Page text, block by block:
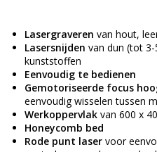
Lasergraveren van hout,
Lasersnijden van dun (tot
kunststoffen
Eenvoudig te bedienen
Gemotoriseerde focus
eenvoudig wisselen tussen
Werkoppervlak van 600 x
Honeycomb bed
Rode punt laser voor